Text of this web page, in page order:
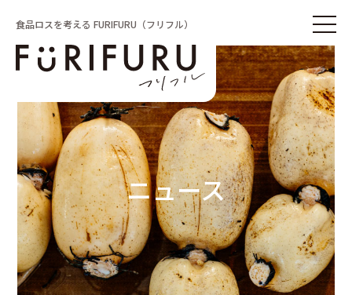
食品ロスを考える FURIFURU（フリフル）
ニュース